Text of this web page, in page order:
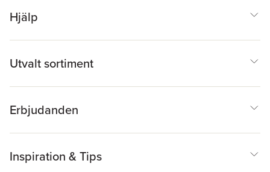
Hjälp
Utvalt sortiment
Erbjudanden
Inspiration & Tips